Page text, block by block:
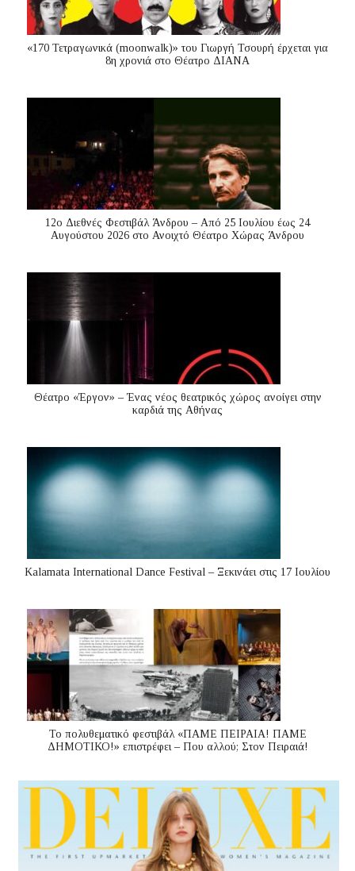
«170 Τετραγωνικά (moonwalk)» του Γιωργή Τσουρή έρχεται για
8η χρονιά στο Θέατρο ΔΙΑΝΑ
12ο Διεθνές Φεστιβάλ Άνδρου – Από 25 Ιουλίου έως 24
Αυγούστου 2026 στο Ανοιχτό Θέατρο Χώρας Άνδρου
Θέατρο «Έργον» – Ένας νέος θεατρικός χώρος ανοίγει στην
καρδιά της Αθήνας
Kalamata International Dance Festival – Ξεκινάει στις 17 Ιουλίου
Το πολυθεματικό φεστιβάλ «ΠΑΜΕ ΠΕΙΡΑΙΑ! ΠΑΜΕ
ΔΗΜΟΤΙΚΟ!» επιστρέφει – Που αλλού; Στον Πειραιά!